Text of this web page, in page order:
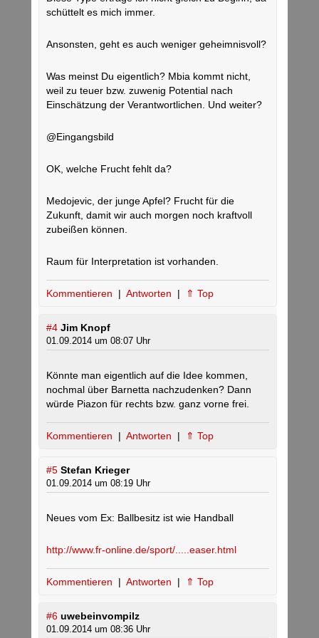
schüttelt es mich immer.
Ansonsten, geht es auch weniger geheimnisvoll?
Was meinst Du eigentlich? Mbia kommt nicht,
weil zu teuer bzw. zuwenig Potential nach
Einschätzung der Verantwortlichen. Und weiter?
@Eingangsbild
OK, welche Frucht fehlt da?
Medojevic, der junge Apfel? Frucht für die
Zukunft, damit wir auch morgen noch kraftvoll
zubeißen können.
Raum für Interpretation ist vorhanden.
Kommentieren | Antworten | ⇑ Top
#4 Jim Knopf
01.09.2014 um 08:07 Uhr
Könnte man eigentlich auf die Idee kommen,
nochmal über Barnetta nachzudenken? Dann
würde Piazon für rechts bzw. ganz vorne frei.
Kommentieren | Antworten | ⇑ Top
#5 Stefan Krieger
01.09.2014 um 08:19 Uhr
Neues vom Ex: Ballbesitz ist wie Handball
http://www.fr-online.de/sport/.....easer.html
Kommentieren | Antworten | ⇑ Top
#6 uwebeinvompilz
01.09.2014 um 08:36 Uhr